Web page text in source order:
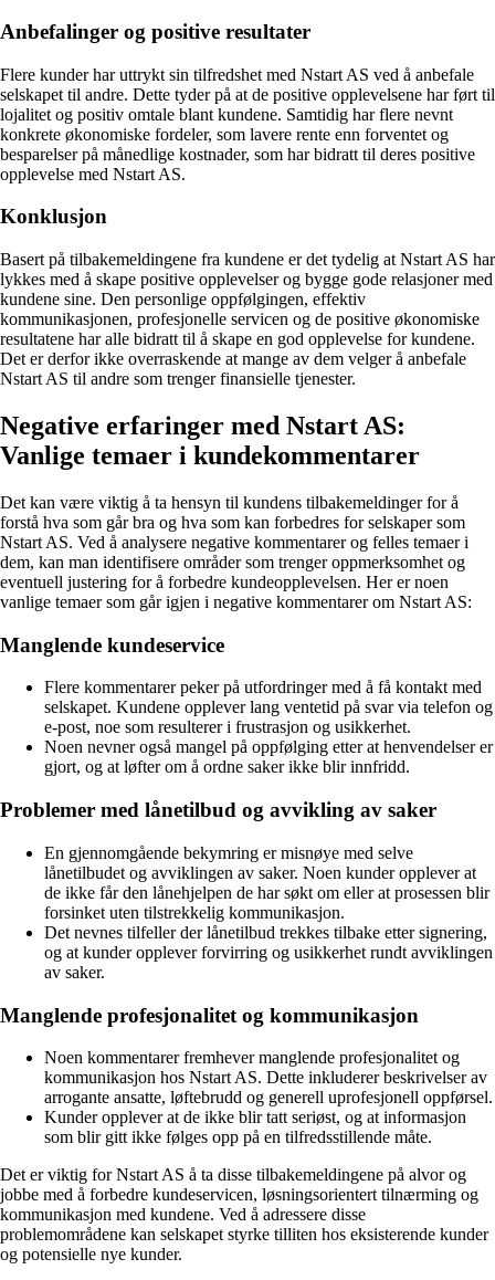
Anbefalinger og positive resultater
Flere kunder har uttrykt sin tilfredshet med Nstart AS ved å anbefale
selskapet til andre. Dette tyder på at de positive opplevelsene har ført til
lojalitet og positiv omtale blant kundene. Samtidig har flere nevnt
konkrete økonomiske fordeler, som lavere rente enn forventet og
besparelser på månedlige kostnader, som har bidratt til deres positive
opplevelse med Nstart AS.
Konklusjon
Basert på tilbakemeldingene fra kundene er det tydelig at Nstart AS har
lykkes med å skape positive opplevelser og bygge gode relasjoner med
kundene sine. Den personlige oppfølgingen, effektiv
kommunikasjonen, profesjonelle servicen og de positive økonomiske
resultatene har alle bidratt til å skape en god opplevelse for kundene.
Det er derfor ikke overraskende at mange av dem velger å anbefale
Nstart AS til andre som trenger finansielle tjenester.
Negative erfaringer med Nstart AS:
Vanlige temaer i kundekommentarer
Det kan være viktig å ta hensyn til kundens tilbakemeldinger for å
forstå hva som går bra og hva som kan forbedres for selskaper som
Nstart AS. Ved å analysere negative kommentarer og felles temaer i
dem, kan man identifisere områder som trenger oppmerksomhet og
eventuell justering for å forbedre kundeopplevelsen. Her er noen
vanlige temaer som går igjen i negative kommentarer om Nstart AS:
Manglende kundeservice
Flere kommentarer peker på utfordringer med å få kontakt med
selskapet. Kundene opplever lang ventetid på svar via telefon og
e-post, noe som resulterer i frustrasjon og usikkerhet.
Noen nevner også mangel på oppfølging etter at henvendelser er
gjort, og at løfter om å ordne saker ikke blir innfridd.
Problemer med lånetilbud og avvikling av saker
En gjennomgående bekymring er misnøye med selve
lånetilbudet og avviklingen av saker. Noen kunder opplever at
de ikke får den lånehjelpen de har søkt om eller at prosessen blir
forsinket uten tilstrekkelig kommunikasjon.
Det nevnes tilfeller der lånetilbud trekkes tilbake etter signering,
og at kunder opplever forvirring og usikkerhet rundt avviklingen
av saker.
Manglende profesjonalitet og kommunikasjon
Noen kommentarer fremhever manglende profesjonalitet og
kommunikasjon hos Nstart AS. Dette inkluderer beskrivelser av
arrogante ansatte, løftebrudd og generell uprofesjonell oppførsel.
Kunder opplever at de ikke blir tatt seriøst, og at informasjon
som blir gitt ikke følges opp på en tilfredsstillende måte.
Det er viktig for Nstart AS å ta disse tilbakemeldingene på alvor og
jobbe med å forbedre kundeservicen, løsningsorientert tilnærming og
kommunikasjon med kundene. Ved å adressere disse
problemområdene kan selskapet styrke tilliten hos eksisterende kunder
og potensielle nye kunder.